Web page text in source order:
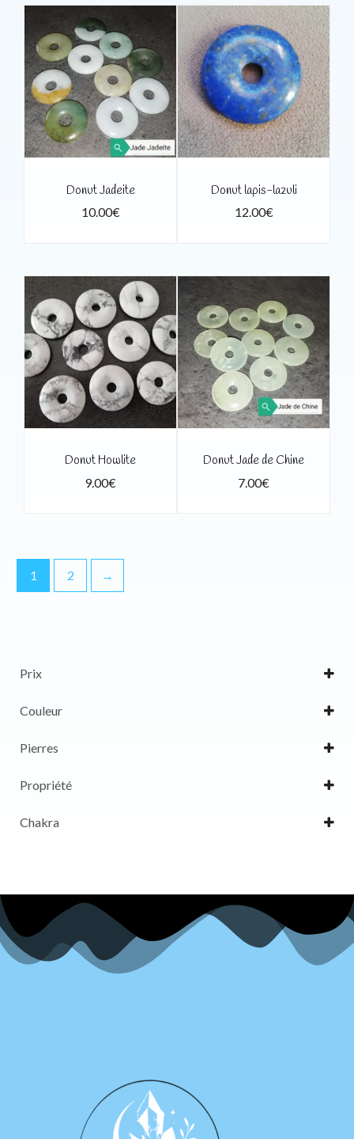
Prix
Couleur
Gris
Jaune
Rose
Vert
Pierres
Propriété
Chakra
Donut Jadeite
10.00€
Donut lapis-lazuli
12.00€
Donut Howlite
9.00€
Donut Jade de Chine
7.00€
1 2 →